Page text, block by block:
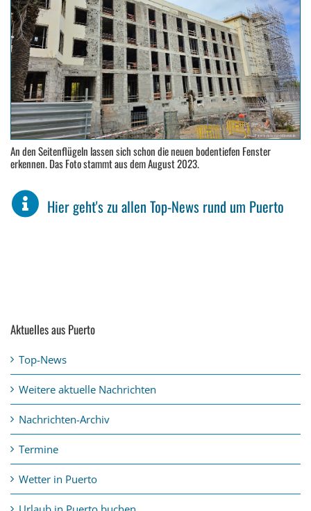
An den Seitenflügeln lassen sich schon die neuen bodentiefen Fenster
erkennen. Das Foto stammt aus dem August 2023.
Hier geht's zu allen Top-News rund um Puerto
Aktuelles aus Puerto
Top-News
Weitere aktuelle Nachrichten
Nachrichten-Archiv
Termine
Wetter in Puerto